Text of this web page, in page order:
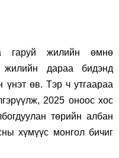
гаруй жилийн өмнө
жилийн дараа бидэнд
үнэт өв. Тэр ч утгаараа
2025 оноос хос
төрийн албан
хүмүүс монгол бичиг